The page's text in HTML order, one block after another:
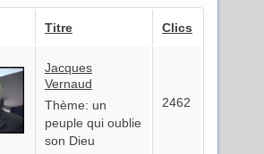
Titre Clics
Jacques
Vernaud
Thème: un
peuple qui oublie
son Dieu
2462